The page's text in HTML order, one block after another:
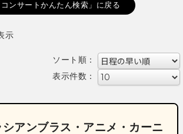
ンサートかんたん検索」に戻る
示
ソート順：
表示件数：
アンブラス・アニメ・カーニ